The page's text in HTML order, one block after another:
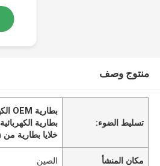
منتوج وصف
تسليط الضوء:
بطارية OEM الكهربائية
بطارية الكهربائية 200Ah
خلايا بطارية من 200Ah
مكان المنشأ الصين